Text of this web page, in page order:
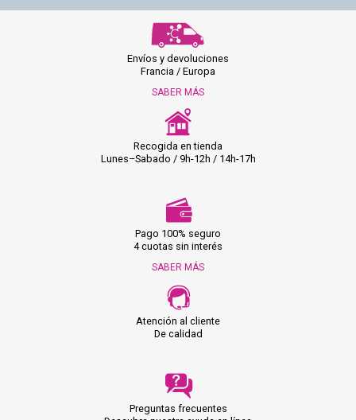
Envíos y devoluciones
Francia / Europa
SABER MÁS
Recogida en tienda
Lunes–Sabado / 9h-12h / 14h-17h
Pago 100% seguro
4 cuotas sin interés
SABER MÁS
Atención al cliente
De calidad
Preguntas frecuentes